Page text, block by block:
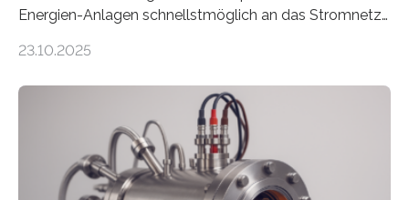
Energien-Anlagen schnellstmöglich an das Stromnetz
ermöglichen. Doch der dafür nötige Netzausbau hinkt
einem „Anschlussstau“. Die Stiftung
Umweltenergierecht hat den Rechtsrahmen in einem
neuen Bericht für die Praxis eingeordnet – inklusive der
Rolle von flexiblen Netzanschlussvereinbarungen. Der
Netzanschluss von Erneuerbare-Energien-Anlagen
23.10.2025